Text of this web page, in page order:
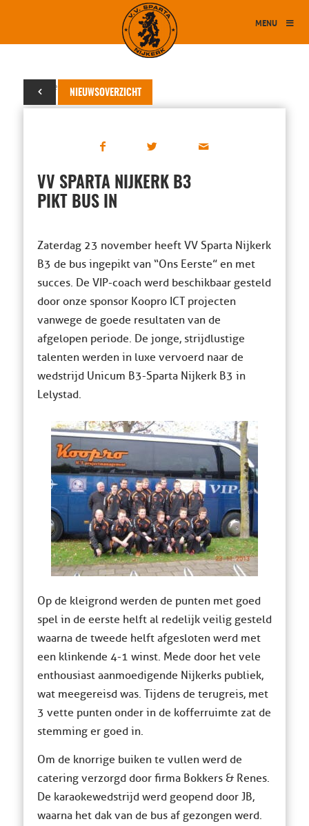
MENU
NIEUWSOVERZICHT
25 november 2013
VV SPARTA NIJKERK B3
PIKT BUS IN
Zaterdag 23 november heeft VV Sparta Nijkerk
B3 de bus ingepikt van “Ons Eerste” en met
succes. De VIP-coach werd beschikbaar gesteld
door onze sponsor Koopro ICT projecten
vanwege de goede resultaten van de
afgelopen periode. De jonge, strijdlustige
talenten werden in luxe vervoerd naar de
wedstrijd Unicum B3-Sparta Nijkerk B3 in
Lelystad.
Op de kleigrond werden de punten met goed
spel in de eerste helft al redelijk veilig gesteld
waarna de tweede helft afgesloten werd met
een klinkende 4-1 winst. Mede door het vele
enthousiast aanmoedigende Nijkerks publiek,
wat meegereisd was. Tijdens de terugreis, met
3 vette punten onder in de kofferruimte zat de
stemming er goed in.
Om de knorrige buiken te vullen werd de
catering verzorgd door firma Bokkers & Renes.
De karaokewedstrijd werd geopend door JB,
waarna het dak van de bus af gezongen werd.